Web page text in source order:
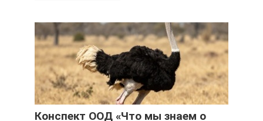
Конспект ООД «Что мы знаем о